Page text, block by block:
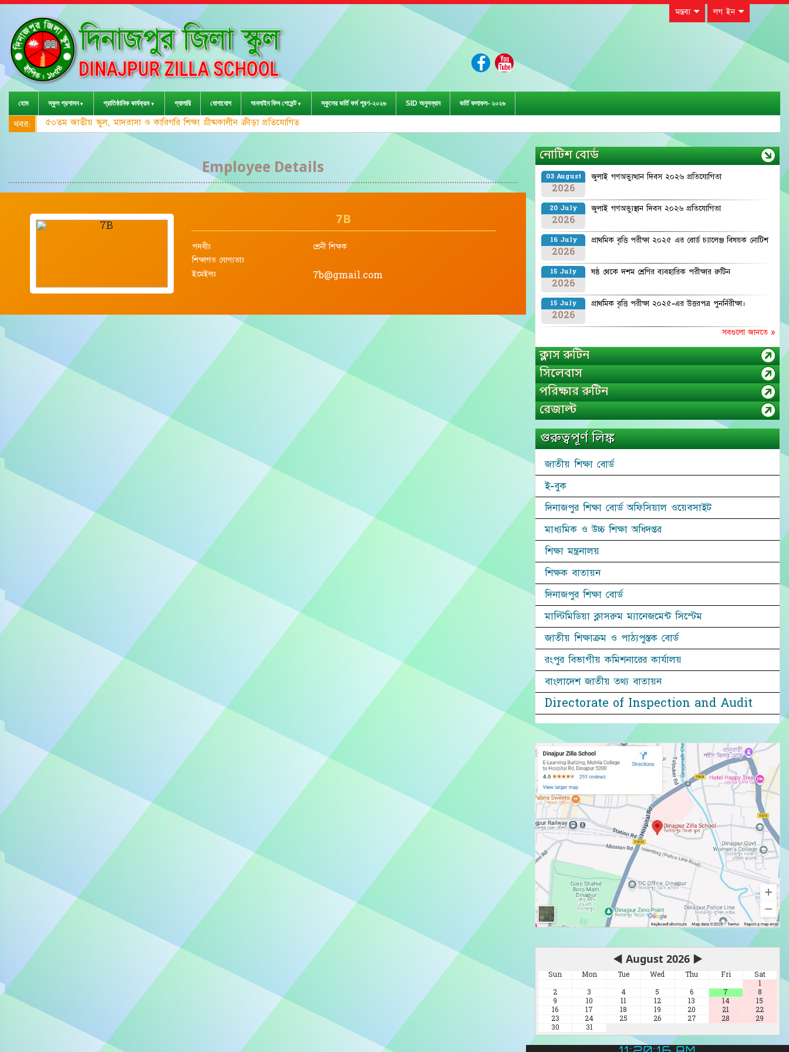
মন্তব্য লগ ইন
হোম স্কুল প্রশাসন প্রাতিষ্ঠানিক কার্যক্রম গ্যালারি যোগাযোগ অনলাইন ফিস পেমেন্ট স্কুলের ভর্তি ফর্ম পূরণ-২০২৬ SID অনুসন্ধান ভর্তি ফলাফল- ২০২৬
খবর: ৫০তম জাতীয় স্কুল, মাদরাসা ও কারিগরি শিক্ষা গ্রীষ্মকালীন ক্রীড়া প্রতিযোগিতা-২০২৩ এ জেলা পর্যায়ে দাবা
Employee Details
7B
পদবীঃ
শ্রেনী শিক্ষক
শিক্ষাগত যোগ্যতাঃ
ইমেইলঃ
7b@gmail.com
নোটিশ বোর্ড
03 August
2026
জুলাই গণঅভ্যুত্থান দিবস ২০২৬ প্রতিযোগিতা
20 July
2026
জুলাই গণঅভ্যুস্থান দিবস ২০২৬ প্রতিযোগিতা
16 July
2026
প্রাথমিক বৃত্তি পরীক্ষা ২০২৫ এর বোর্ড চ্যালেঞ্জ বিষয়ক নোটিশ
15 July
2026
ষষ্ঠ থেকে দশম শ্রেণির ব্যবহারিক পরীক্ষার রুটিন
15 July
2026
প্রাথমিক বৃত্তি পরীক্ষা ২০২৫-এর উত্তরপত্র পুনর্নিরীক্ষা।
সবগুলো জানতে »
ক্লাস রুটিন
সিলেবাস
পরিক্ষার রুটিন
রেজাল্ট
গুরুত্বপূর্ণ লিঙ্ক
জাতীয় শিক্ষা বোর্ড
ই-বুক
দিনাজপুর শিক্ষা বোর্ড অফিসিয়াল ওয়েবসাইট
মাধ্যমিক ও উচ্চ শিক্ষা অধিদপ্তর
শিক্ষা মন্ত্রনালয়
শিক্ষক বাতায়ন
দিনাজপুর শিক্ষা বোর্ড
মাল্টিমিডিয়া ক্লাসরুম ম্যানেজমেন্ট সিস্টেম
জাতীয় শিক্ষাক্রম ও পাঠ্যপুস্তক বোর্ড
রংপুর বিভাগীয় কমিশনারের কার্যালয়
বাংলাদেশ জাতীয় তথ্য বাতায়ন
Directorate of Inspection and Audit
◀ August 2026 ▶
Sun Mon Tue Wed Thu Fri
Sat
1
2
3 4 5 6 7
8
9
10 11 12 13 14
15
16
17 18 19 20 21
22
23
24 25 26 27 28
29
30
31